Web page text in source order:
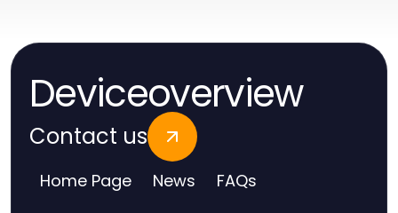
Deviceoverview
Contact us
Home Page News FAQs